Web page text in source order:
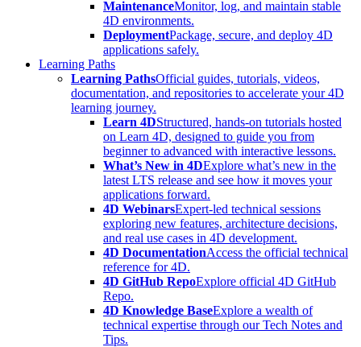
MaintenanceMonitor, log, and maintain stable
4D environments.
DeploymentPackage, secure, and deploy 4D
applications safely.
Learning Paths
Learning PathsOfficial guides, tutorials, videos,
documentation, and repositories to accelerate your 4D
learning journey.
Learn 4DStructured, hands-on tutorials hosted
on Learn 4D, designed to guide you from
beginner to advanced with interactive lessons.
What’s New in 4DExplore what’s new in the
latest LTS release and see how it moves your
applications forward.
4D WebinarsExpert-led technical sessions
exploring new features, architecture decisions,
and real use cases in 4D development.
4D DocumentationAccess the official technical
reference for 4D.
4D GitHub RepoExplore official 4D GitHub
Repo.
4D Knowledge BaseExplore a wealth of
technical expertise through our Tech Notes and
Tips.